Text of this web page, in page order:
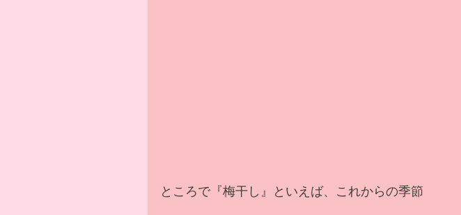
ところで『梅干し』といえば、これからの季節